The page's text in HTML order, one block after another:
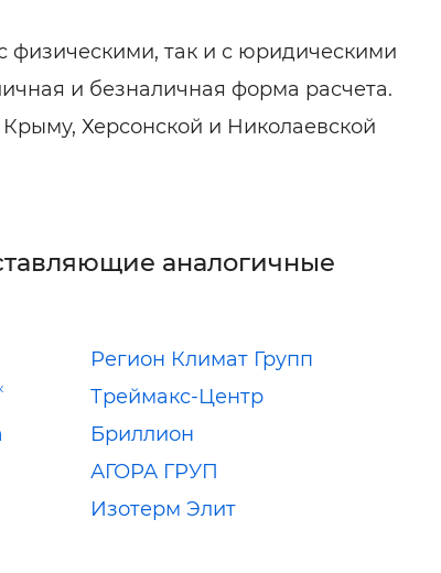
физическими, так и с юридическими
и безналичная форма расчета.
Херсонской и Николаевской
аналогичные
Регион Климат Групп
Треймакс-Центр
Бриллион
АГОРА ГРУП
Изотерм Элит